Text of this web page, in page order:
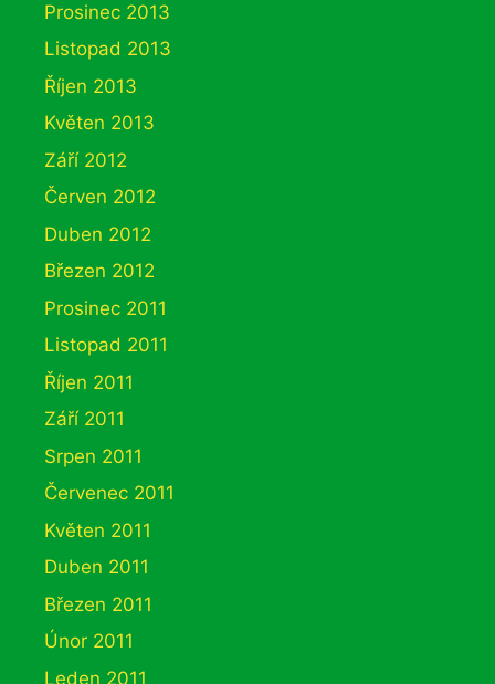
Prosinec 2013
Listopad 2013
Říjen 2013
Květen 2013
Září 2012
Červen 2012
Duben 2012
Březen 2012
Prosinec 2011
Listopad 2011
Říjen 2011
Září 2011
Srpen 2011
Červenec 2011
Květen 2011
Duben 2011
Březen 2011
Únor 2011
Leden 2011